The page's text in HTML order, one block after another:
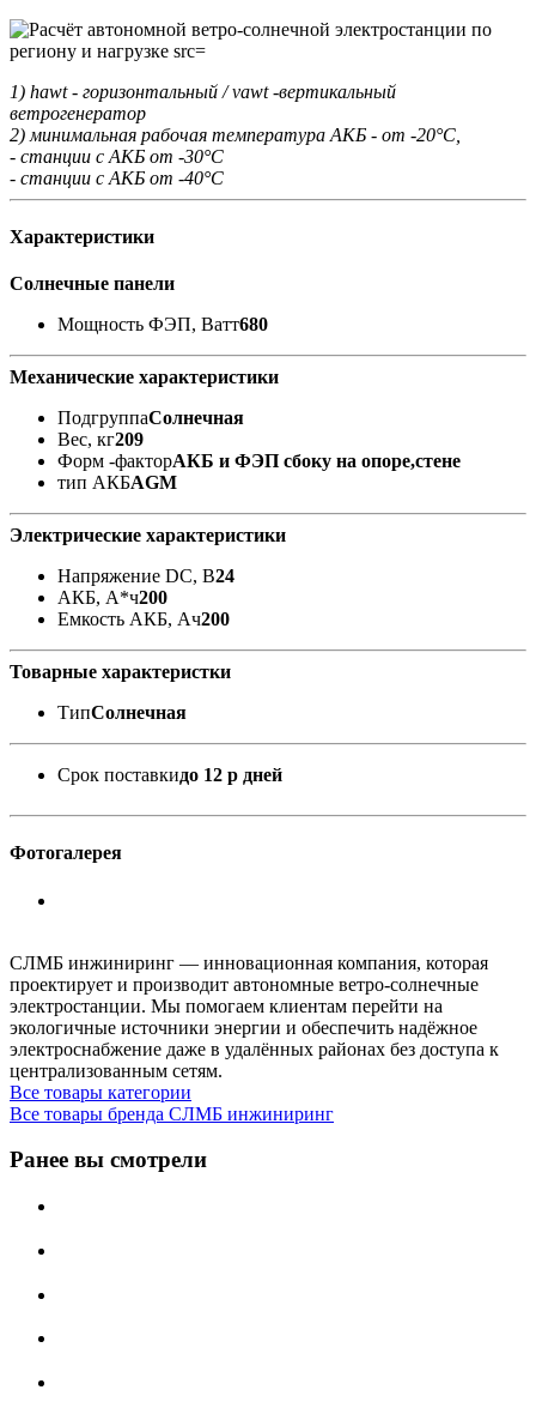
1) hawt - горизонтальный / vawt -вертикальный
ветрогенератор
2) минимальная рабочая температура АКБ - от -20°С,
- станции с АКБ от -30°С
- станции с АКБ от -40°С
Характеристики
Солнечные панели
Мощность ФЭП, Ватт680
Механические характеристики
ПодгруппаСолнечная
Вес, кг209
Форм -факторАКБ и ФЭП сбоку на опоре,стене
тип АКБAGM
Электрические характеристики
Напряжение DC, В24
АКБ, А*ч200
Емкость АКБ, Ач200
Товарные характеристки
ТипСолнечная
Срок поставкидо 12 р дней
Фотогалерея
СЛМБ инжиниринг — инновационная компания, которая
проектирует и производит автономные ветро‑солнечные
электростанции. Мы помогаем клиентам перейти на
экологичные источники энергии и обеспечить надёжное
электроснабжение даже в удалённых районах без доступа к
централизованным сетям.
Все товары категории
Все товары бренда СЛМБ инжиниринг
Ранее вы смотрели